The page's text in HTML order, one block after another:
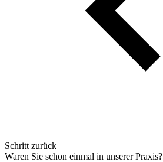
Schritt zurück
Waren Sie schon einmal in unserer Praxis?